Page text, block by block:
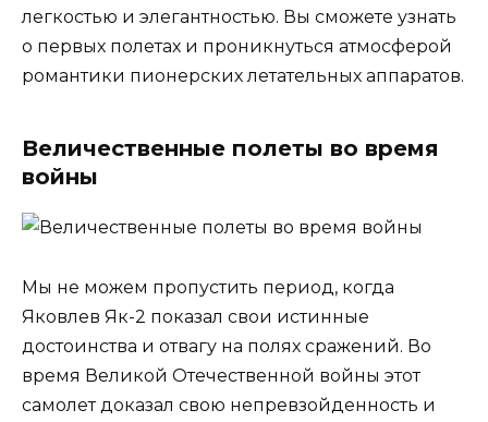
легкостью и элегантностью. Вы сможете узнать
о первых полетах и проникнуться атмосферой
романтики пионерских летательных аппаратов.
Величественные полеты во время
войны
Мы не можем пропустить период, когда
Яковлев Як-2 показал свои истинные
достоинства и отвагу на полях сражений. Во
время Великой Отечественной войны этот
самолет доказал свою непревзойденность и